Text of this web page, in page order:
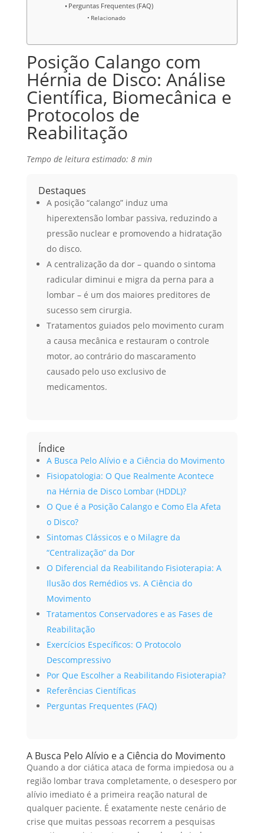
Perguntas Frequentes (FAQ)
Relacionado
Posição Calango com
Hérnia de Disco: Análise
Científica, Biomecânica e
Protocolos de
Reabilitação
Tempo de leitura estimado: 8 min
Destaques
A posição “calango” induz uma
hiperextensão lombar passiva, reduzindo a
pressão nuclear e promovendo a hidratação
do disco.
A centralização da dor – quando o sintoma
radicular diminui e migra da perna para a
lombar – é um dos maiores preditores de
sucesso sem cirurgia.
Tratamentos guiados pelo movimento curam
a causa mecânica e restauram o controle
motor, ao contrário do mascaramento
causado pelo uso exclusivo de
medicamentos.
Índice
A Busca Pelo Alívio e a Ciência do Movimento
Fisiopatologia: O Que Realmente Acontece
na Hérnia de Disco Lombar (HDDL)?
O Que é a Posição Calango e Como Ela Afeta
o Disco?
Sintomas Clássicos e o Milagre da
“Centralização” da Dor
O Diferencial da Reabilitando Fisioterapia: A
Ilusão dos Remédios vs. A Ciência do
Movimento
Tratamentos Conservadores e as Fases de
Reabilitação
Exercícios Específicos: O Protocolo
Descompressivo
Por Que Escolher a Reabilitando Fisioterapia?
Referências Científicas
Perguntas Frequentes (FAQ)
A Busca Pelo Alívio e a Ciência do Movimento
Quando a dor ciática ataca de forma impiedosa ou a
região lombar trava completamente, o desespero por
alívio imediato é a primeira reação natural de
qualquer paciente. É exatamente neste cenário de
crise que muitas pessoas recorrem a pesquisas